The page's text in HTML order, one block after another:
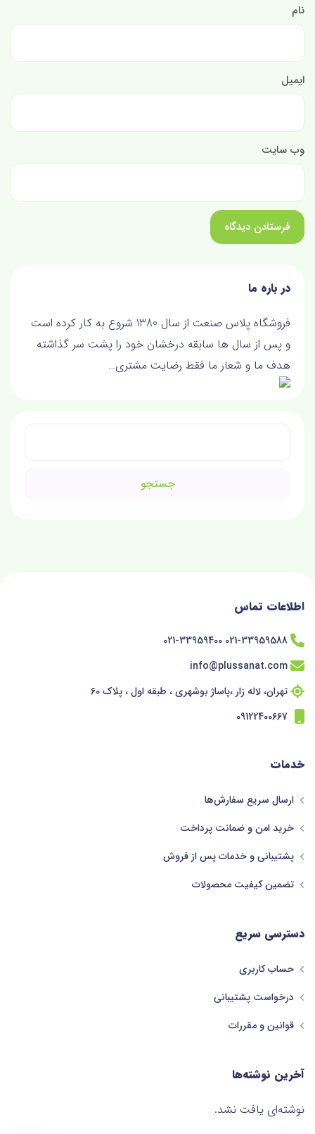
نام
ایمیل
وب‌ سایت
در باره ما
فروشگاه پلاس صنعت از سال 1380 شروع به کار کرده است
و پس از سال ها سابقه درخشان خود را پشت سر گذاشته
هدف ما و شعار ما فقط رضايت مشتري…
اطلاعات تماس
021-33959588 021-33959400
info@plussanat.com
تهران، لاله زار ،پاساژ بوشهری ، طبقه اول ، پلاک 60
09122400667
خدمات
ارسال سریع سفارش‌ها
خرید امن و ضمانت پرداخت
پشتیبانی و خدمات پس از فروش
تضمین کیفیت محصولات
دسترسی سریع
حساب کاربری
درخواست پشتیبانی
قوانین و مقررات
آخرین نوشته‌ها
نوشته‌ای یافت نشد.